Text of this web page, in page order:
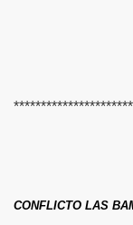
CONFLICTO LAS